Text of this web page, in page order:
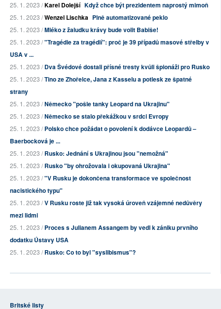
25. 1. 2023 /Karel Dolejší Když chce být prezidentem naprostý mimoň
25. 1. 2023 /Wenzel Lischka Plně automatizované peklo
25. 1. 2023 /Mléko z žaludku krávy bude volit Babiše!
25. 1. 2023 /"Tragédie za tragédií": proč je 39 případů masové střelby v
USA v ...
25. 1. 2023 /Dva Švédové dostali přísné tresty kvůli špionáži pro Rusko
25. 1. 2023 /Tino ze Zhořelce, Jana z Kasselu a potlesk ze špatné
strany
25. 1. 2023 /Německo "pošle tanky Leopard na Ukrajinu"
25. 1. 2023 /Německo se stalo překážkou v srdci Evropy
25. 1. 2023 /Polsko chce požádat o povolení k dodávce Leopardů –
Baerbocková je ...
25. 1. 2023 /Rusko: Jednání s Ukrajinou jsou "nemožná"
25. 1. 2023 /Rusko "by ohrožovala i okupovaná Ukrajina"
25. 1. 2023 /"V Rusku je dokončena transformace ve společnost
nacistického typu"
25. 1. 2023 /V Rusku roste již tak vysoká úroveň vzájemné nedůvěry
mezi lidmi
25. 1. 2023 /Proces s Julianem Assangem by vedl k zániku prvního
dodatku Ústavy USA
25. 1. 2023 /Rusko: Co to byl "syslibismus"?
Britské listy